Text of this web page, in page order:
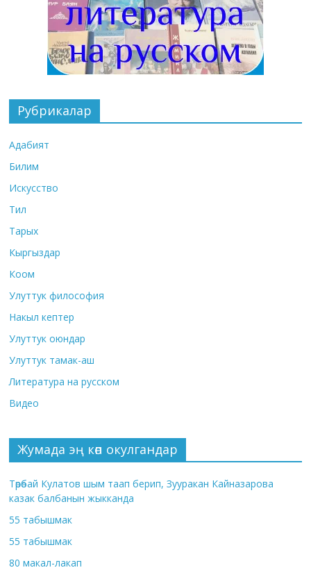
Рубрикалар
Адабият
Билим
Искусство
Тил
Тарых
Кыргыздар
Коом
Улуттук философия
Накыл кептер
Улуттук оюндар
Улуттук тамак-аш
Литература на русском
Видео
Жумада эң көп окулгандар
Төрөбай Кулатов шым таап берип, Зууракан Кайназарова
казак балбанын жыкканда
55 табышмак
55 табышмак
80 макал-лакап